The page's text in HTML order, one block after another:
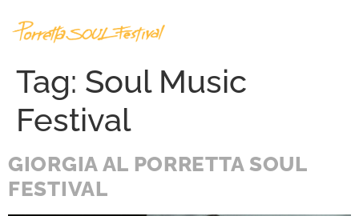
Tag: Soul Music
Festival
GIORGIA AL PORRETTA SOUL
FESTIVAL